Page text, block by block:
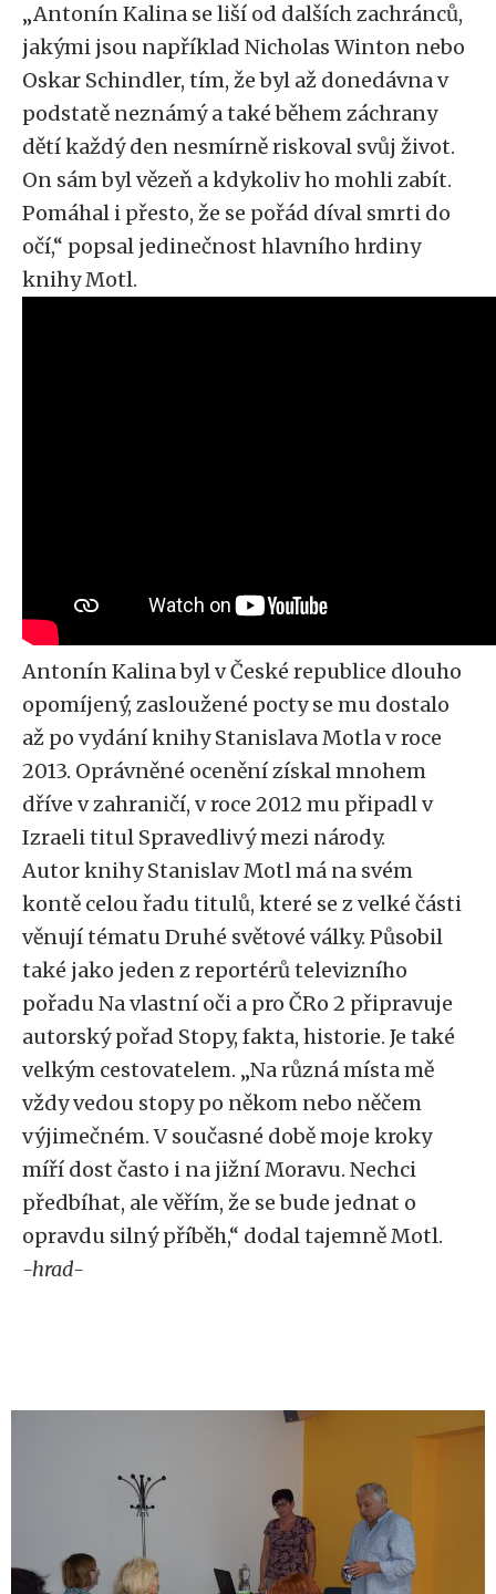
„Antonín Kalina se liší od dalších zachránců,
jakými jsou například Nicholas Winton nebo
Oskar Schindler, tím, že byl až donedávna v
podstatě neznámý a také během záchrany
dětí každý den nesmírně riskoval svůj život.
On sám byl vězeň a kdykoliv ho mohli zabít.
Pomáhal i přesto, že se pořád díval smrti do
očí,“ popsal jedinečnost hlavního hrdiny
knihy Motl.
Antonín Kalina byl v České republice dlouho
opomíjený, zasloužené pocty se mu dostalo
až po vydání knihy Stanislava Motla v roce
2013. Oprávněné ocenění získal mnohem
dříve v zahraničí, v roce 2012 mu připadl v
Izraeli titul Spravedlivý mezi národy.
Autor knihy Stanislav Motl má na svém
kontě celou řadu titulů, které se z velké části
věnují tématu Druhé světové války. Působil
také jako jeden z reportérů televizního
pořadu Na vlastní oči a pro ČRo 2 připravuje
autorský pořad Stopy, fakta, historie. Je také
velkým cestovatelem. „Na různá místa mě
vždy vedou stopy po někom nebo něčem
výjimečném. V současné době moje kroky
míří dost často i na jižní Moravu. Nechci
předbíhat, ale věřím, že se bude jednat o
opravdu silný příběh,“ dodal tajemně Motl.
-hrad-